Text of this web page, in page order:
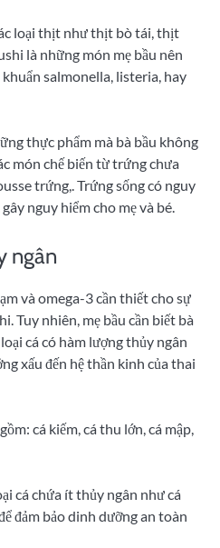
loại thịt như thịt bò tái, thịt
là những món mẹ bầu nên
salmonella, listeria, hay
thực phẩm mà bà bầu không
món chế biến từ trứng chưa
trứng,. Trứng sống có nguy
nguy hiểm cho mẹ và bé.
ngân
và omega-3 cần thiết cho sự
Tuy nhiên, mẹ bầu cần biết bà
cá có hàm lượng thủy ngân
xấu đến hệ thần kinh của thai
cá kiếm, cá thu lớn, cá mập,
cá chứa ít thủy ngân như cá
đảm bảo dinh dưỡng an toàn